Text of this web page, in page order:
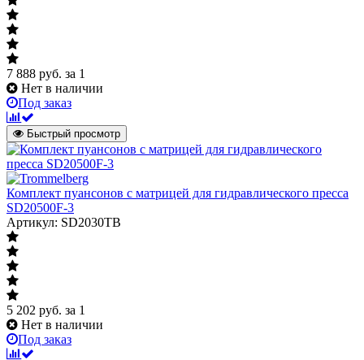
7 888 руб. за 1
Нет в наличии
Под заказ
Быстрый просмотр
Комплект пуансонов с матрицей для гидравлического пресса
SD20500F-3
Артикул: SD2030TB
5 202 руб. за 1
Нет в наличии
Под заказ